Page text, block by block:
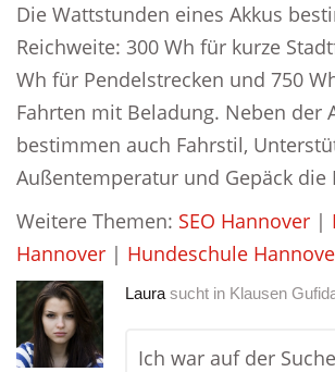
Die Wattstunden eines Akkus
Reichweite: 300 Wh für kurze
Wh für Pendelstrecken und 750
Fahrten mit Beladung. Neben der
bestimmen auch Fahrstil,
Außentemperatur und Gepäck die
Weitere Themen: SEO Hannover |
Hannover | Hundeschule
Laura sucht in Klausen
Ich war auf der